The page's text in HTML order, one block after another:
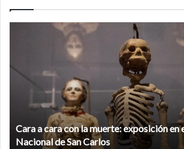
la muerte: exposición en el Museo
Carlos